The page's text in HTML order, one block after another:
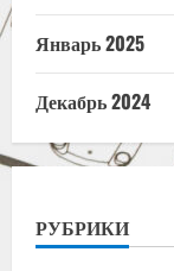
Январь 2025
Декабрь 2024
РУБРИКИ